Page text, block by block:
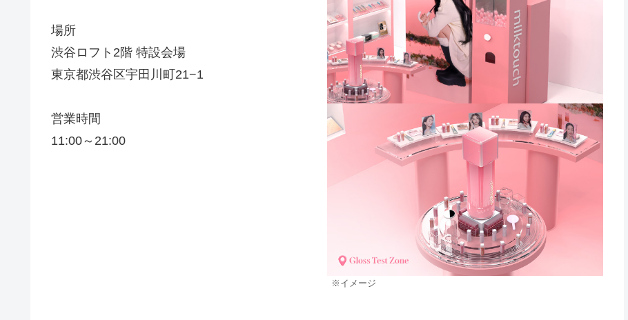
場所
渋谷ロフト2階 特設会場
東京都渋谷区宇田川町21−1
営業時間
11:00～21:00
※イメージ